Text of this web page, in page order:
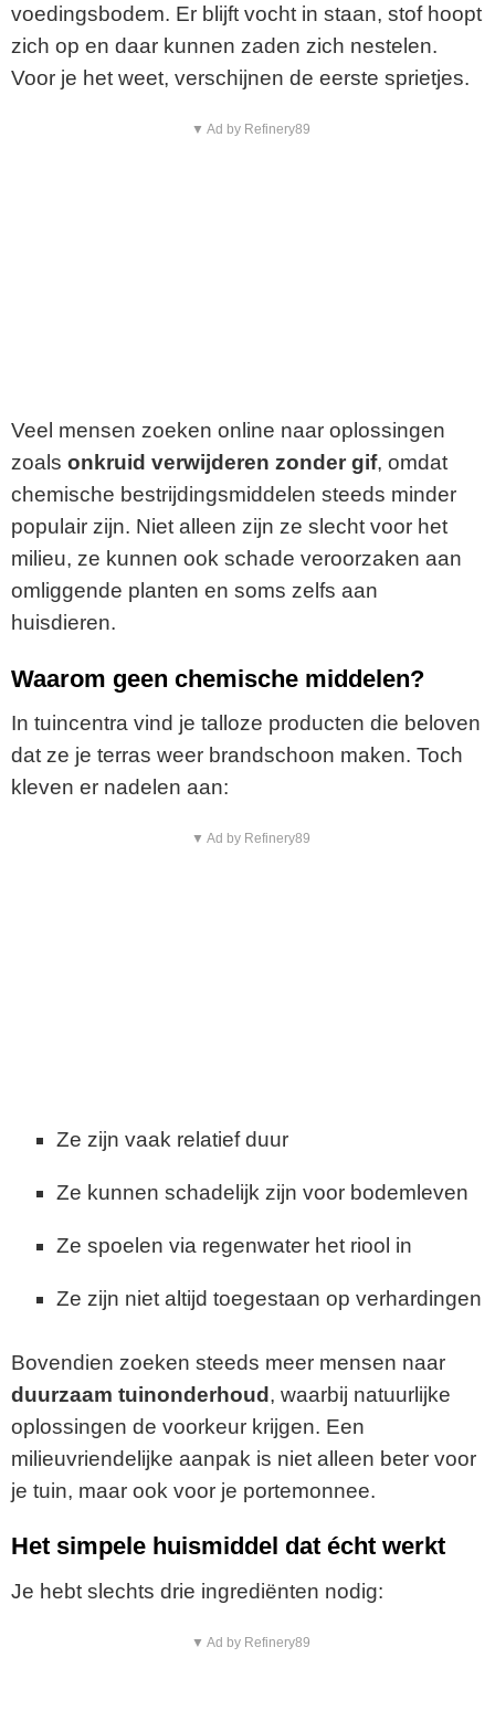
voedingsbodem. Er blijft vocht in staan, stof hoopt
zich op en daar kunnen zaden zich nestelen.
Voor je het weet, verschijnen de eerste sprietjes.
▼ Ad by Refinery89
Veel mensen zoeken online naar oplossingen
zoals onkruid verwijderen zonder gif, omdat
chemische bestrijdingsmiddelen steeds minder
populair zijn. Niet alleen zijn ze slecht voor het
milieu, ze kunnen ook schade veroorzaken aan
omliggende planten en soms zelfs aan
huisdieren.
Waarom geen chemische middelen?
In tuincentra vind je talloze producten die beloven
dat ze je terras weer brandschoon maken. Toch
kleven er nadelen aan:
▼ Ad by Refinery89
Ze zijn vaak relatief duur
Ze kunnen schadelijk zijn voor bodemleven
Ze spoelen via regenwater het riool in
Ze zijn niet altijd toegestaan op verhardingen
Bovendien zoeken steeds meer mensen naar
duurzaam tuinonderhoud , waarbij natuurlijke
oplossingen de voorkeur krijgen. Een
milieuvriendelijke aanpak is niet alleen beter voor
je tuin, maar ook voor je portemonnee.
Het simpele huismiddel dat écht werkt
Je hebt slechts drie ingrediënten nodig:
▼ Ad by Refinery89